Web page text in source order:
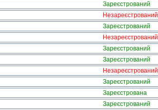
Зареєстрований
Незареєстрований
Зареєстрований
Незареєстрований
Зареєстрований
Зареєстрований
Незареєстрований
Зареєстрований
Зареєстрована
Зареєстрований